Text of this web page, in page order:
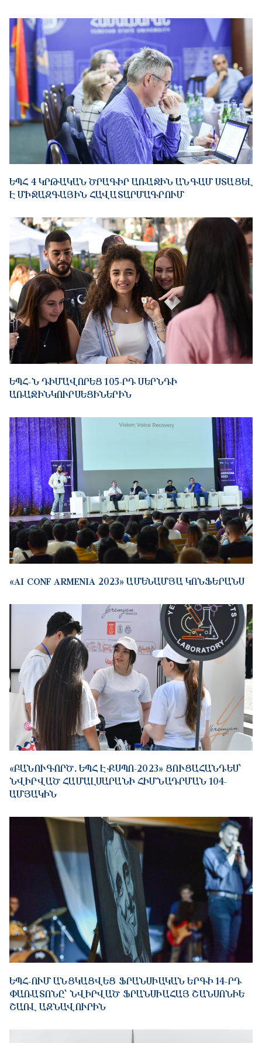
ԵՊՀ 4 ԿՐԹԱԿԱՆ ԾՐԱԳԻՐ ԱՌԱՋԻՆ ԱՆԳԱՄ ՍՏԱՑԵԼ
Է ՄԻՋԱԶԳԱՅԻՆ ՀԱՎԱՏԱՐՄԱԳՐՈՒՄ
ԵՊՀ-Ն ԴԻՄԱՎՈՐԵՑ 105-ՐԴ ՍԵՐՆԴԻ
ԱՌԱՋԻՆԿՈՒՐՍԵՑԻՆԵՐԻՆ
«AI CONF ARMENIA 2023» ԱՄԵՆԱՄՅԱ ԿՈՆՖԵՐԱՆՍ
«ԲԱՆՈՒԳՈՐԾ․ ԵՊՀ ԷՔՍՊՈ-2023» ՑՈՒՑԱՀԱՆԴԵՍ՝
ՆՎԻՐՎԱԾ ՀԱՄԱԼՍԱՐԱՆԻ ՀԻՄՆԱԴՐՄԱՆ 104-
ԱՄՅԱԿԻՆ
ԵՊՀ-ՈՒՄ ԱՆՑԿԱՑՎԵՑ ՖՐԱՆՍԻԱԿԱՆ ԵՐԳԻ 14-ՐԴ
ՓԱՌԱՏՈՆԸ՝ ՆՎԻՐՎԱԾ ՖՐԱՆՍԻԱՀԱՅ ՇԱՆՍՈՆԻԵ
ՇԱՌԼ ԱԶՆԱՎՈՒՐԻՆ